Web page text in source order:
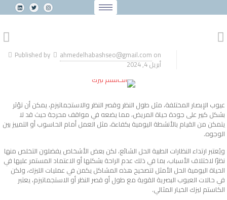
Published by ahmedelhabashseo@gmail.com on
أبريل 4, 2024
عيوب الإبصار المختلفة، مثل طول النظر وقصر النظر والاستجماتيزم، يمكن أن تؤثر
بشكل كبير على جودة حياة المريض، مما يضعه في مواقف محرجة حيث قد لا
يتمكن من القيام بالأنشطة اليومية بكفاءة، مثل العمل أمام الحاسوب أو التمييز بين
الوجوه.
ويُعتبر ارتداء النظارات الطبية الحل الشائع، لكن بعض الأشخاص يفضلون التخلص منها
نظرًا لاختلاف الأسباب، بما في ذلك عدم الراحة بشكلها أو الاعتماد المستمر عليها في
الحياة اليومية الحل الأمثل لتصحيح هذه المشاكل يكمن في عمليات الليزك، ولكن
في حالات العيوب البصرية القوية مع طول أو قصر النظر أو الاستجماتيزم، يعتبر
الكاستم ليزك الخيار المثالي.